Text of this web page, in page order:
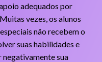
adequados por
vezes, os alunos
não recebem o
suas habilidades e
sua